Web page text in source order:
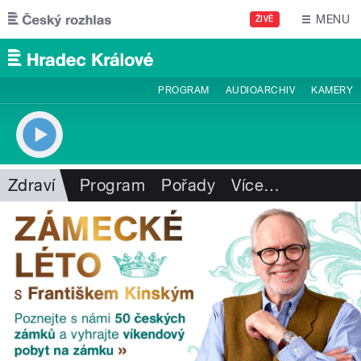
Přejít k hlavnímu obsahu
ŽIVĚ MENU
PROGRAM AUDIOARCHIV KAMERY
Zdraví Program Pořady Více…